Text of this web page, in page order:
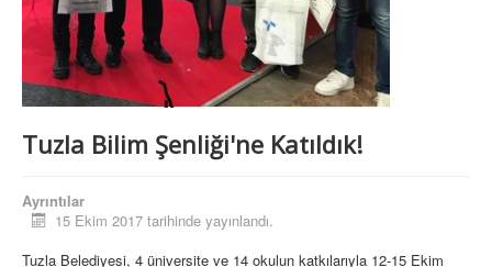
Tuzla Bilim Şenliği'ne Katıldık!
Ayrıntılar
15 Ekim 2017 tarihinde yayınlandı.
Tuzla Belediyesi, 4 üniversite ve 14 okulun katkılarıyla 12-15 Ekim